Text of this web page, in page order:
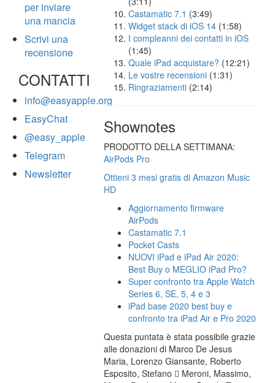
per inviare
una mancia
Scrivi una
recensione
CONTATTI
info@easyapple.org
EasyChat
@easy_apple
Telegram
Newsletter
Castamatic 7.1 (3:49)
Widget stack di iOS 14 (1:58)
I compleanni dei contatti in iOS
(1:45)
Quale iPad acquistare? (12:21)
Le vostre recensioni (1:31)
Ringraziamenti (2:14)
Shownotes
PRODOTTO DELLA SETTIMANA:
AirPods Pro
Ottieni 3 mesi gratis di Amazon Music
HD
Aggiornamento firmware
AirPods
Castamatic 7.1
Pocket Casts
NUOVI iPad e iPad Air 2020:
Best Buy o MEGLIO iPad Pro?
Super confronto tra Apple Watch
Series 6, SE, 5, 4 e 3
iPad base 2020 best buy e
confronto tra iPad Air e Pro 2020
Questa puntata è stata possibile grazie
alle donazioni di Marco De Jesus
Maria, Lorenzo Giansante, Roberto
Esposito, Stefano  Meroni, Massimo,